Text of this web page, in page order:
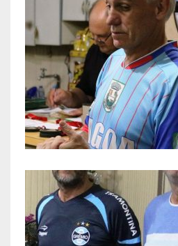
Gestão Interna – GOVBR (Sistema)
Gestão Saúde – GOVBR
Gestão Educação – Educar Web
Webmail